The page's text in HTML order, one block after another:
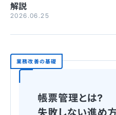
2026.06.25
解説
業務改善の基礎